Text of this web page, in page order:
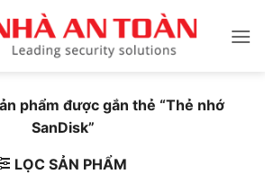
phẩm được gắn thẻ “Thẻ nhớ
SanDisk”
LỌC SẢN PHẨM